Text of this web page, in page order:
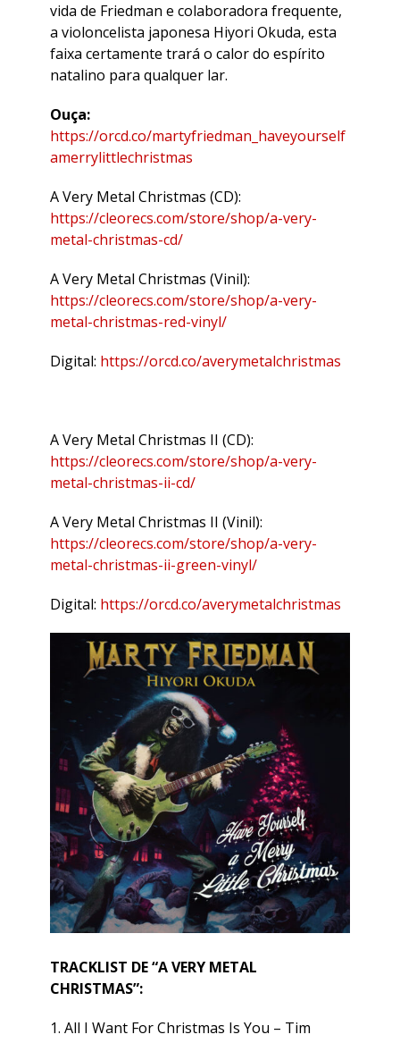
vida de Friedman e colaboradora frequente,
a violoncelista japonesa Hiyori Okuda, esta
faixa certamente trará o calor do espírito
natalino para qualquer lar.
Ouça:
https://orcd.co/martyfriedman_haveyourself
amerrylittlechristmas
A Very Metal Christmas (CD):
https://cleorecs.com/store/shop/a-very-
metal-christmas-cd/
A Very Metal Christmas (Vinil):
https://cleorecs.com/store/shop/a-very-
metal-christmas-red-vinyl/
Digital: https://orcd.co/averymetalchristmas
A Very Metal Christmas II (CD):
https://cleorecs.com/store/shop/a-very-
metal-christmas-ii-cd/
A Very Metal Christmas II (Vinil):
https://cleorecs.com/store/shop/a-very-
metal-christmas-ii-green-vinyl/
Digital: https://orcd.co/averymetalchristmas
TRACKLIST DE “A VERY METAL
CHRISTMAS”:
1. All I Want For Christmas Is You – Tim